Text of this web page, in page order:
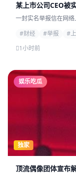
某上市公司CEO被
一封实名举报信在网
#财经
#举报
#
1小时前
娱乐吃瓜
独家
顶流偶像团体宣布